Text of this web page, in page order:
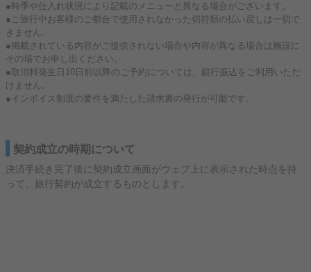
●時季や仕入れ状況により記載のメニューと異なる場合がございます。
●ご旅行中お客様のご都合で使用されなかった切符類の払い戻しは一切で
きません。
●掲載されている内容がご提供されない場合や内容が異なる場合は施設に
その場でお申し出ください。
●取消料発生日10日前以降のご予約については、銀行振込をご利用いただ
けません。
●インボイス制度の要件を満たした請求書の発行が可能です。
契約成立の時期について
決済手続き完了後に契約成立画面がウェブ上に表示された時点を持
って、旅行契約が成立するものとします。